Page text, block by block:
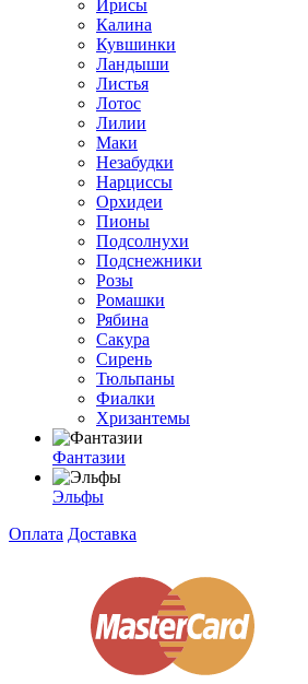
Ирисы
Калина
Кувшинки
Ландыши
Листья
Лотос
Лилии
Маки
Незабудки
Нарциссы
Орхидеи
Пионы
Подсолнухи
Подснежники
Розы
Ромашки
Рябина
Сакура
Сирень
Тюльпаны
Фиалки
Хризантемы
Фантазии
Эльфы
Оплата Доставка